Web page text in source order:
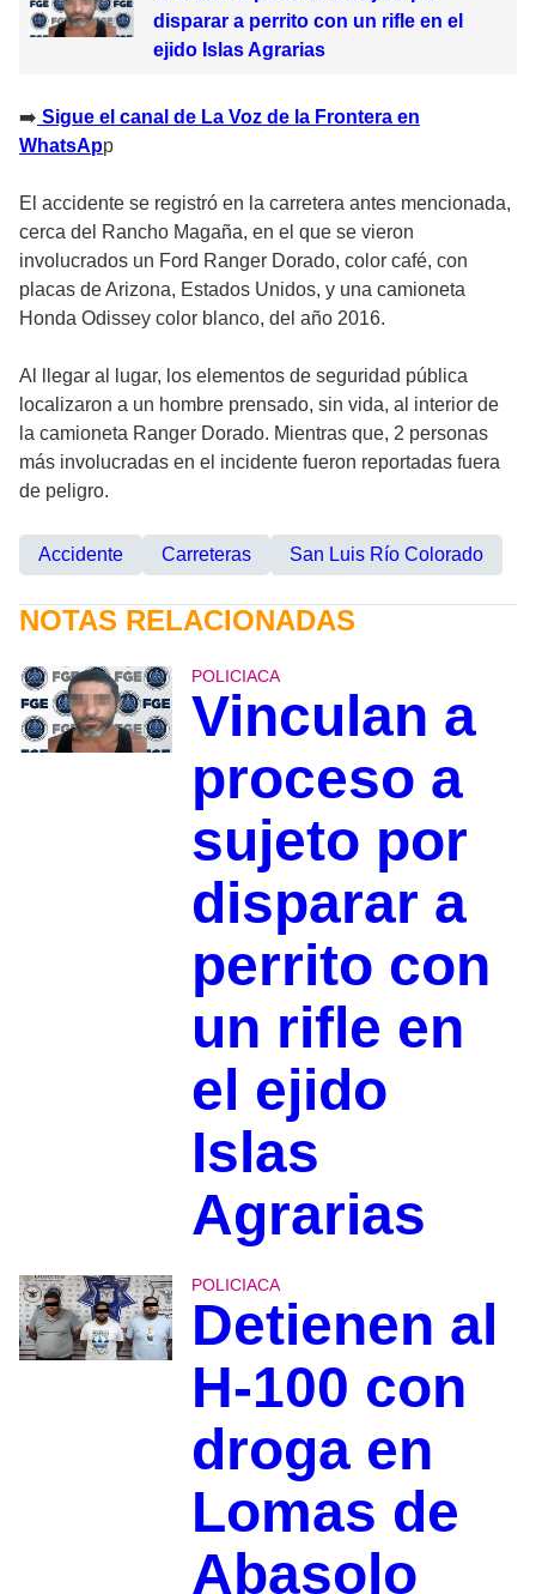
disparar a perrito con un rifle en el
ejido Islas Agrarias
➡️ Sigue el canal de La Voz de la Frontera en
WhatsApp
El accidente se registró en la carretera antes mencionada,
cerca del Rancho Magaña, en el que se vieron
involucrados un Ford Ranger Dorado, color café, con
placas de Arizona, Estados Unidos, y una camioneta
Honda Odissey color blanco, del año 2016.
Al llegar al lugar, los elementos de seguridad pública
localizaron a un hombre prensado, sin vida, al interior de
la camioneta Ranger Dorado. Mientras que, 2 personas
más involucradas en el incidente fueron reportadas fuera
de peligro.
Accidente Carreteras San Luis Río Colorado
NOTAS RELACIONADAS
POLICIACA
Vinculan a
proceso a
sujeto por
disparar a
perrito con
un rifle en
el ejido
Islas
Agrarias
POLICIACA
Detienen al
H-100 con
droga en
Lomas de
Abasolo